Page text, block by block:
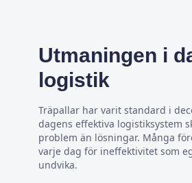
Utmaningen i
logistik
Träpallar har varit standard i
dagens effektiva logistiksystem
problem än lösningar. Många
varje dag för ineffektivitet som
undvika.